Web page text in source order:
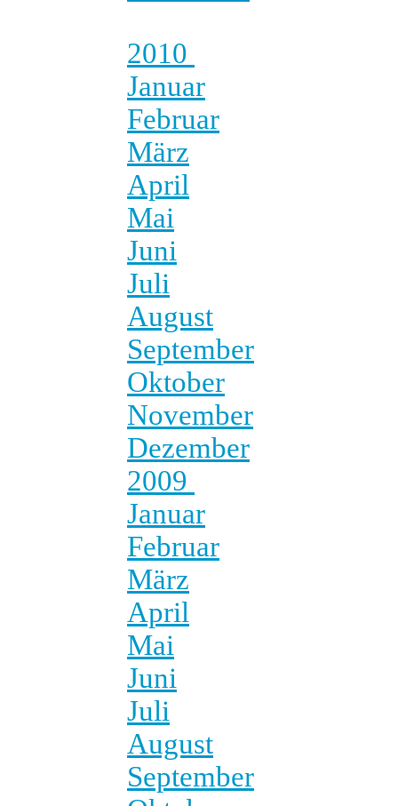
2010
Januar
Februar
März
April
Mai
Juni
Juli
August
September
Oktober
November
Dezember
2009
Januar
Februar
März
April
Mai
Juni
Juli
August
September